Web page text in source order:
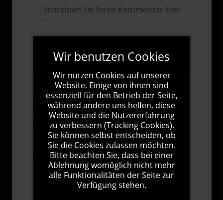
1000Zeichen übrig
Abonnieren
Ich stimme den Allgemeinen
Geschäftsbedingungen zu.
Ich bin damit einverstanden, dass diese Website
meine Daten über dieses Formular erhebt.
Wir benutzen Cookies
Wir nutzen Cookies auf unserer
Website. Einige von ihnen sind
essenziell für den Betrieb der Seite,
während andere uns helfen, diese
Website und die Nutzererfahrung
zu verbessern (Tracking Cookies).
Sie können selbst entscheiden, ob
Sie die Cookies zulassen möchten.
Bitte beachten Sie, dass bei einer
Ablehnung womöglich nicht mehr
alle Funktionalitäten der Seite zur
Verfügung stehen.